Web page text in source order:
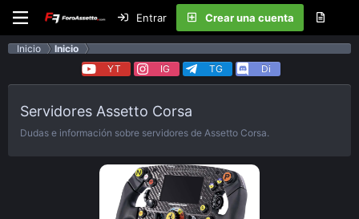
Entrar Crear una cuenta
Inicio
Inicio
YT
IG TG Di
Servidores Assetto Corsa
Dudas e información sobre servidores de Assetto Corsa.